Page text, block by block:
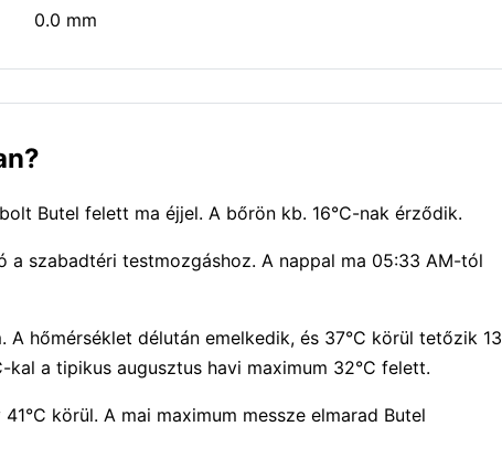
0.0 mm
Butel felett ma éjjel. A bőrön kb. 16°C-nak érződik.
a szabadtéri testmozgáshoz. A nappal ma 05:33 AM-tól
hőmérséklet délután emelkedik, és 37°C körül tetőzik 13
a tipikus augusztus havi maximum 32°C felett.
körül. A mai maximum messze elmarad Butel